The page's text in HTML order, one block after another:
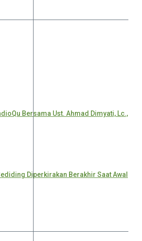
Bersama Ust. Ahmad Dimyati, Lc.,
Diperkirakan Berakhir Saat Awal